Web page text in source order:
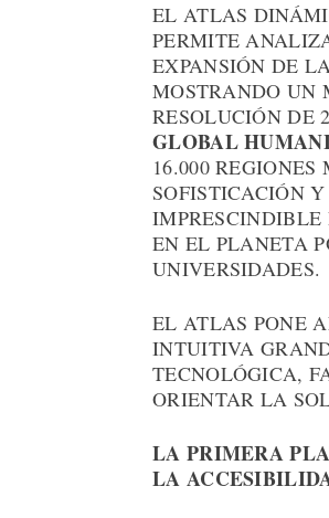
EL ATLAS
PERMITE
EXPANSIÓN DE
MOSTRANDO UN
RESOLUCIÓN DE
GLOBAL
16.000
SOFISTICACIÓN
EN EL PLANETA
UNIVERSIDADES.
EL ATLAS PONE
INTUITIVA
TECNOLÓGICA,
ORIENTAR LA
LA PRIMERA
LA